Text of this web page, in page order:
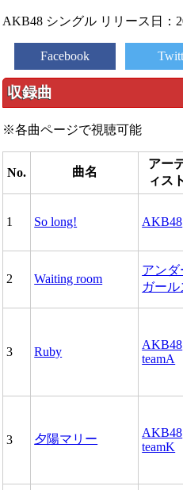
AKB48 シングル リリース日：
Facebook
収録曲
※各曲ページで視聴可能
No. 曲名
アー
ィスト
1 So long! AKB48
2 Waiting room
アンダ
ガール
3 Ruby
AKB48
teamA
3 夕陽マリー
AKB48
teamK